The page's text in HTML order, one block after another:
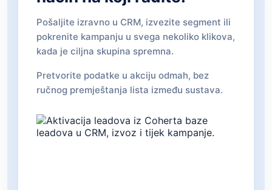
Pošaljite izravno u CRM, izvezite segment ili
pokrenite kampanju u svega nekoliko klikova,
kada je ciljna skupina spremna.
Pretvorite podatke u akciju odmah, bez
ručnog premještanja lista između sustava.